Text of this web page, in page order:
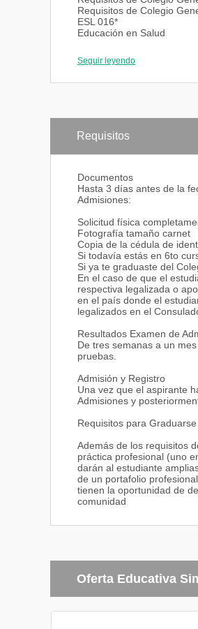
Requisitos de Colegio
ESL 016*
Educación en Salud
Pre-práctica II
Enseñanza de Matemáticas
Fundamentos Sociales y
Enseñanza de Ciencias
Tópicos en Educación
Electivas Libres
Composition and Rhetoric
Requisitos de Colegio
Administración Educativa
Tópicos en Educación
Proyecto Educativo II
Práctica Final Estudiante -
Sicología Infantil/La
Topicos y electivas libres
Educación parvularia
Sicomotricidad
El juego y el aprendizaje
Funcionamiento de un
Estimulación temprana
Instrucción diferenciada
Educación montessori
Trabajo con familias
Educación sexual
Literatura infantil
Educación ambiental
Educación experiencial
Yoga en la escuela
Educación en valores
Educación especial
Problemas de aprendizaje
Problemas emocionales y
Seguir leyendo
Requisitos
Documentos
Hasta 3 días antes de la
Admisiones:
Solicitud física
Fotografía tamaño carnet
Copia de la cédula de
Si todavía estás en 6to
Si ya te graduaste del
En el caso de que el
respectiva legalizada o
en el país donde el
legalizados en el
Resultados Examen de
De tres semanas a un
pruebas.
Admisión y Registro
Una vez que el aspirante
Admisiones y
Requisitos para Graduarse
Además de los requisitos
práctica profesional (uno
darán al estudiante
de un portafolio
tienen la oportunidad de
comunidad
Oferta Educativa